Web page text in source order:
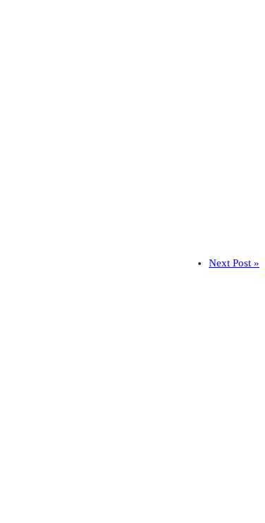
Next Post »